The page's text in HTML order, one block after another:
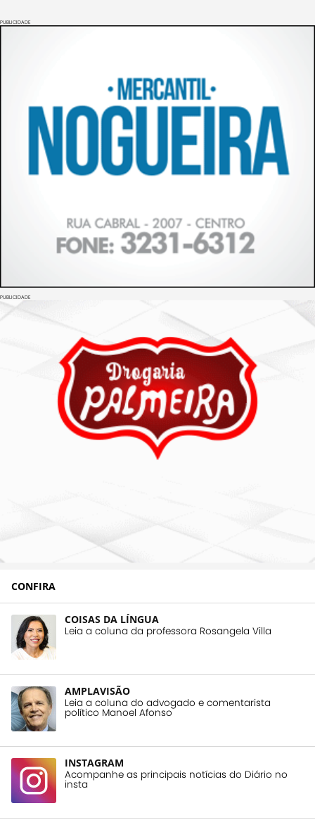
PUBLICIDADE
PUBLICIDADE
CONFIRA
COISAS DA LÍNGUA
Leia a coluna da professora Rosangela Villa
AMPLAVISÃO
Leia a coluna do advogado e comentarista
político Manoel Afonso
INSTAGRAM
Acompanhe as principais notícias do Diário no
insta